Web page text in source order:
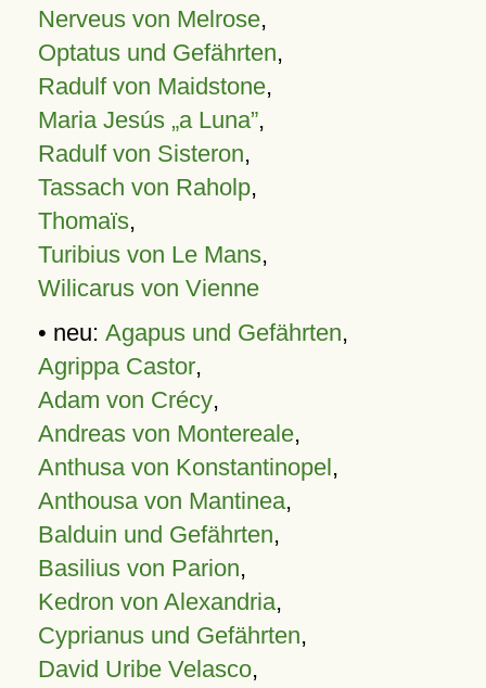
Nerveus von Melrose,
Optatus und Gefährten,
Radulf von Maidstone,
Maria Jesús „a Luna”,
Radulf von Sisteron,
Tassach von Raholp,
Thomaïs,
Turibius von Le Mans,
Wilicarus von Vienne
• neu: Agapus und Gefährten,
Agrippa Castor,
Adam von Crécy,
Andreas von Montereale,
Anthusa von Konstantinopel,
Anthousa von Mantinea,
Balduin und Gefährten,
Basilius von Parion,
Kedron von Alexandria,
Cyprianus und Gefährten,
David Uribe Velasco,